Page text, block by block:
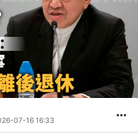
07-16 16:33